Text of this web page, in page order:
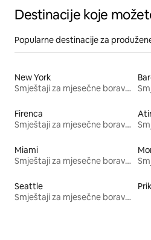
Destinacije koje
Popularne destinacije za
New York
Smještaji za mjesečne boravke
Firenca
Smještaji za mjesečne boravke
Miami
Smještaji za mjesečne boravke
Seattle
Smještaji za mjesečne boravke